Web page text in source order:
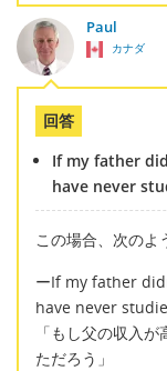
Paul
カナダ
回答
If my father
have never
この場合、次のよ
ーIf my father
have never
「もし父の収入
ただろう」